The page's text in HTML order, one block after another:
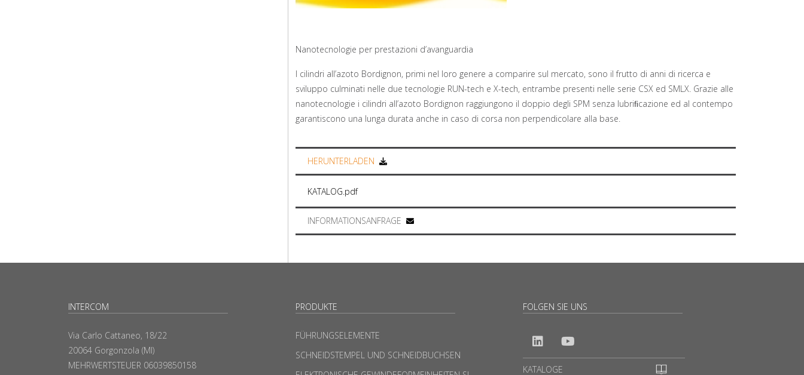
Nanotecnologie per prestazioni d’avanguardia
I cilindri all’azoto Bordignon, primi nel loro genere a comparire sul mercato, sono il frutto di anni di ricerca e
sviluppo culminati nelle due tecnologie RUN-tech e X-tech, entrambe presenti nelle serie CSX ed SMLX. Grazie alle
nanotecnologie i cilindri all’azoto Bordignon raggiungono il doppio degli SPM senza lubriﬁcazione ed al contempo
garantiscono una lunga durata anche in caso di corsa non perpendicolare alla base.
HERUNTERLADEN
KATALOG.pdf
INFORMATIONSANFRAGE
INTERCOM
Via Carlo Cattaneo, 18/22
20064 Gorgonzola (MI)
MEHRWERTSTEUER 06039850158
PRODUKTE
FÜHRUNGSELEMENTE
SCHNEIDSTEMPEL UND SCHNEIDBUCHSEN
FOLGEN SIE UNS
KATALOGE